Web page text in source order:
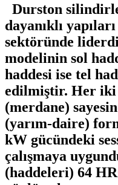
Durston
dayanıklı
sektöründe
modelinin sol
haddesi ise tel
edilmiştir. Her
(merdane)
(yarım-daire)
kW gücündeki
çalışmaya
(haddeleri) 64